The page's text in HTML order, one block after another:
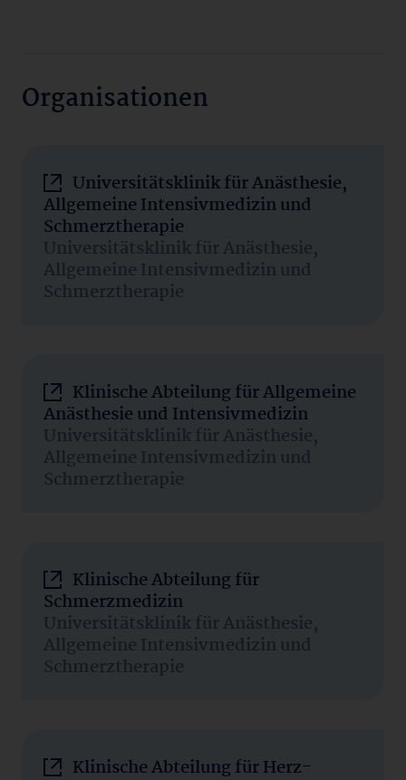
Organisationen
Universitätsklinik für Anästhesie,
Allgemeine Intensivmedizin und
Schmerztherapie
Universitätsklinik für Anästhesie,
Allgemeine Intensivmedizin und
Schmerztherapie
Klinische Abteilung für Allgemeine
Anästhesie und Intensivmedizin
Universitätsklinik für Anästhesie,
Allgemeine Intensivmedizin und
Schmerztherapie
Klinische Abteilung für
Schmerzmedizin
Universitätsklinik für Anästhesie,
Allgemeine Intensivmedizin und
Schmerztherapie
Klinische Abteilung für Herz-